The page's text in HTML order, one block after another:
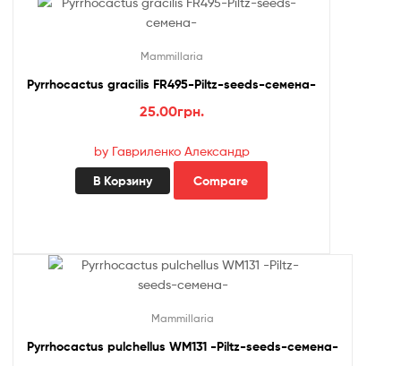
Mammillaria
Pyrrhocactus gracilis FR495-Piltz-seeds-семена-
25.00грн.
by Гавриленко Александр
В Корзину Compare
Mammillaria
Pyrrhocactus pulchellus WM131 -Piltz-seeds-семена-